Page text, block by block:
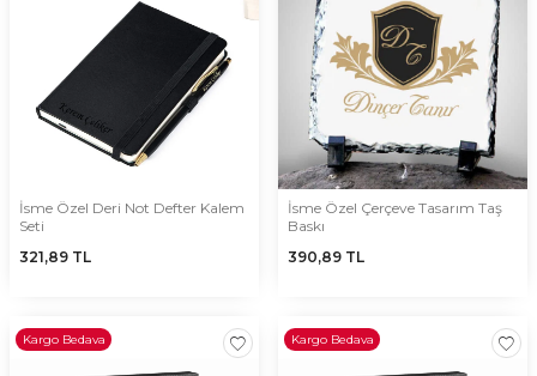
İsme Özel Deri Not Defter Kalem
Seti
321,89 TL
İsme Özel Çerçeve Tasarım Taş
Baskı
390,89 TL
Kargo Bedava Kargo Bedava